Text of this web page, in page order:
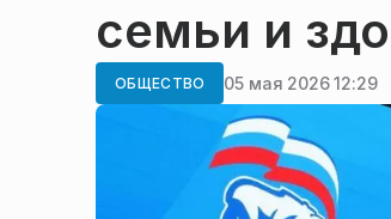
семьи и
ОБЩЕСТВО 05 мая 2026 12:29